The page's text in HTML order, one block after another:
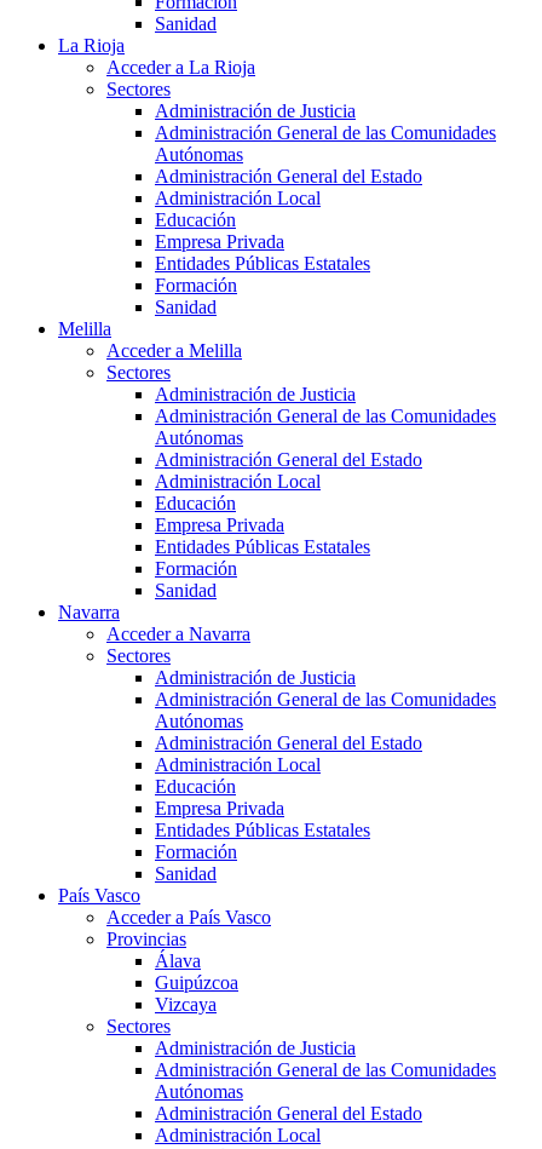
Sanidad
La Rioja
Acceder a La Rioja
Sectores
Administración de Justicia
Administración General de las Comunidades
Autónomas
Administración General del Estado
Administración Local
Educación
Empresa Privada
Entidades Públicas Estatales
Formación
Sanidad
Melilla
Acceder a Melilla
Sectores
Administración de Justicia
Administración General de las Comunidades
Autónomas
Administración General del Estado
Administración Local
Educación
Empresa Privada
Entidades Públicas Estatales
Formación
Sanidad
Navarra
Acceder a Navarra
Sectores
Administración de Justicia
Administración General de las Comunidades
Autónomas
Administración General del Estado
Administración Local
Educación
Empresa Privada
Entidades Públicas Estatales
Formación
Sanidad
País Vasco
Acceder a País Vasco
Provincias
Álava
Guipúzcoa
Vizcaya
Sectores
Administración de Justicia
Administración General de las Comunidades
Autónomas
Administración General del Estado
Administración Local